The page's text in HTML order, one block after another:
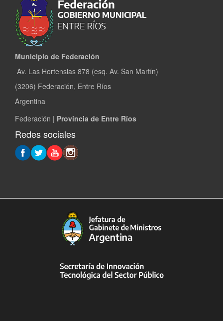
Municipio de Federación
Av. Las Hortensias 878 (esq. Av. San Martín)
(3206) Federación, Entre Ríos
Argentina
Federación | Provincia de Entre Ríos
Redes sociales